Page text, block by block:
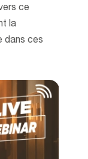
ce
la
dans ces